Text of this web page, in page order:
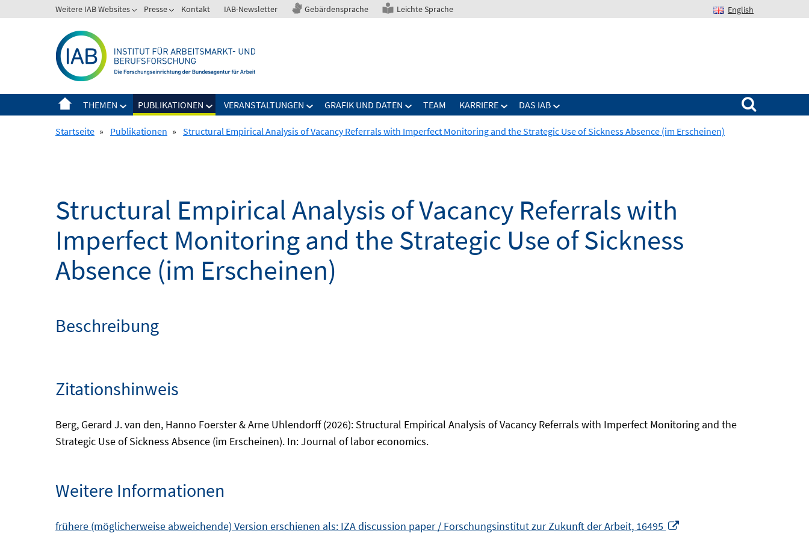
zum
Weitere IAB Websites Presse Kontakt IAB-Newsletter Gebärdensprache Leichte Sprache English
THEMEN PUBLIKATIONEN VERANSTALTUNGEN GRAFIK UND DATEN TEAM KARRIERE DAS IAB
Suchen nach:
Startseite » Publikationen » Structural Empirical Analysis of Vacancy Referrals with Imperfect Monitoring and the Strategic Use of Sickness Absence (im Erscheinen)
Structural Empirical Analysis of Vacancy Referrals with
Imperfect Monitoring and the Strategic Use of Sickness
Absence (im Erscheinen)
Beschreibung
Zitationshinweis
Berg, Gerard J. van den, Hanno Foerster & Arne Uhlendorff (2026): Structural Empirical Analysis of Vacancy Referrals with Imperfect Monitoring and the
Strategic Use of Sickness Absence (im Erscheinen). In: Journal of labor economics.
Weitere Informationen
frühere (möglicherweise abweichende) Version erschienen als: IZA discussion paper / Forschungsinstitut zur Zukunft der Arbeit, 16495